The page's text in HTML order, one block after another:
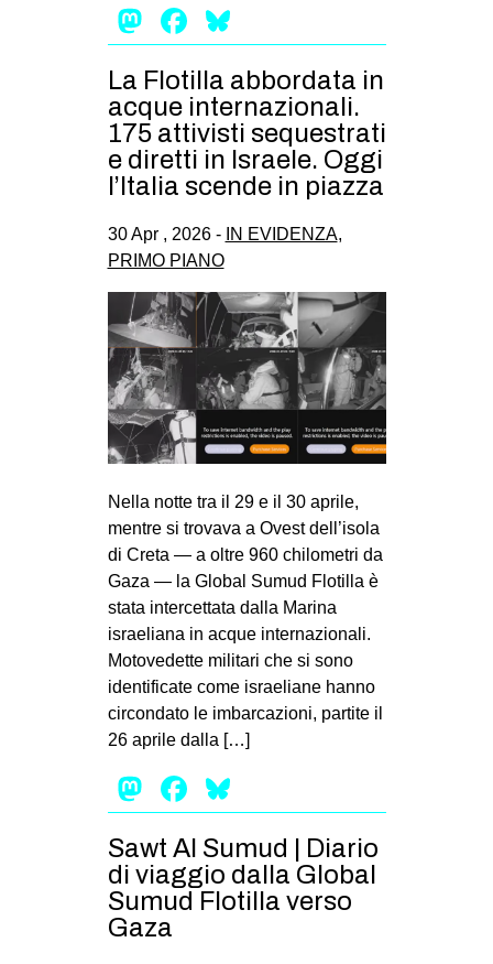
Mastodon
Facebook
La Flotilla abbordata in
acque internazionali.
175 attivisti sequestrati
e diretti in Israele. Oggi
l’Italia scende in piazza
30 Apr , 2026 - IN EVIDENZA,
PRIMO PIANO
Nella notte tra il 29 e il 30 aprile,
mentre si trovava a Ovest dell’isola
di Creta — a oltre 960 chilometri da
Gaza — la Global Sumud Flotilla è
stata intercettata dalla Marina
israeliana in acque internazionali.
Motovedette militari che si sono
identificate come israeliane hanno
circondato le imbarcazioni, partite il
26 aprile dalla […]
Mastodon
Facebook
Sawt Al Sumud | Diario
di viaggio dalla Global
Sumud Flotilla verso
Gaza